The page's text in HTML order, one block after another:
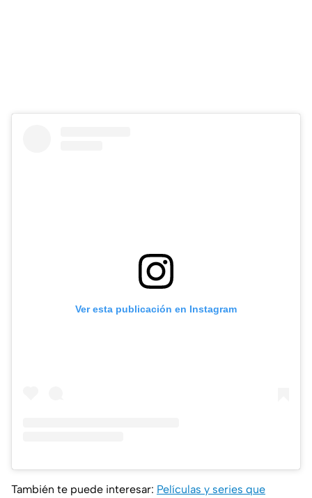
Ver esta publicación en Instagram
También te puede interesar: Películas y series que